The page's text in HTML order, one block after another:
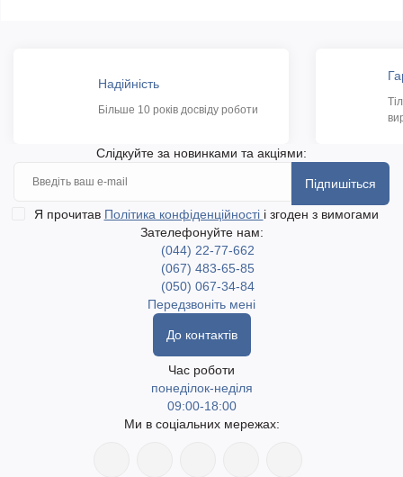
Надійність
Більше 10 років досвіду роботи
Слідкуйте за новинками та акціями:
Підпишіться
Я прочитав Політика конфіденційності і згоден з вимогами
Зателефонуйте нам:
(044) 22-77-662
(067) 483-65-85
(050) 067-34-84
Передзвоніть мені
До контактів
Час роботи
понеділок-неділя
09:00-18:00
Ми в соціальних мережах: